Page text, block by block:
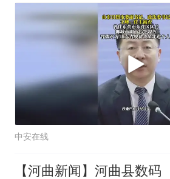
中安在线
【河曲新闻】河曲县数码